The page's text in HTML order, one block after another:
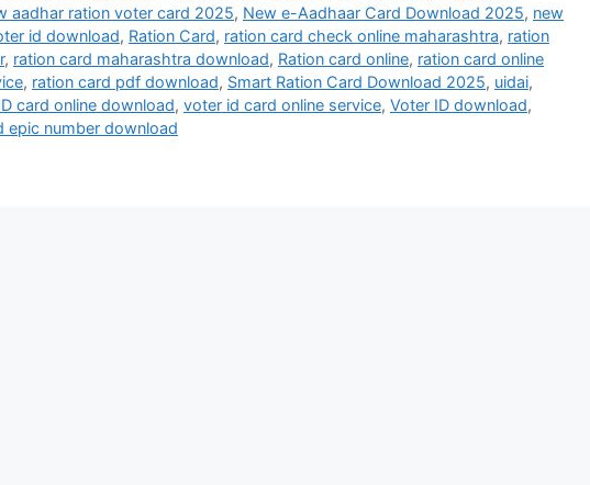
aadhar ration voter card 2025, New e-Aadhaar Card Download 2025, new
id download, Ration Card, ration card check online maharashtra, ration
, ration card maharashtra download, Ration card online, ration card online
, ration card pdf download, Smart Ration Card Download 2025, uidai,
card online download, voter id card online service, Voter ID download,
epic number download